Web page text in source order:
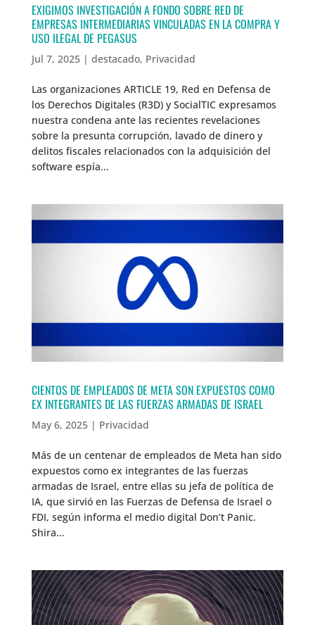
EXIGIMOS INVESTIGACIÓN A FONDO SOBRE RED DE
EMPRESAS INTERMEDIARIAS VINCULADAS EN LA COMPRA Y
USO ILEGAL DE PEGASUS
Jul 7, 2025| destacado, Privacidad
Las organizaciones ARTICLE 19, Red en Defensa de
los Derechos Digitales (R3D) y SocialTIC expresamos
nuestra condena ante las recientes revelaciones
sobre la presunta corrupción, lavado de dinero y
delitos fiscales relacionados con la adquisición del
software espía...
CIENTOS DE EMPLEADOS DE META SON EXPUESTOS COMO
EX INTEGRANTES DE LAS FUERZAS ARMADAS DE ISRAEL
May 6, 2025| Privacidad
Más de un centenar de empleados de Meta han sido
expuestos como ex integrantes de las fuerzas
armadas de Israel, entre ellas su jefa de política de
IA, que sirvió en las Fuerzas de Defensa de Israel o
FDI, según informa el medio digital Don’t Panic.
Shira...